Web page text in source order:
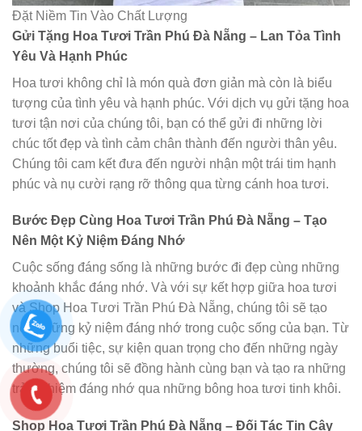
Đặt Niềm Tin Vào Chất Lượng
Gửi Tặng Hoa Tươi Trần Phú Đà Nẵng – Lan Tỏa Tình
Yêu Và Hạnh Phúc
Hoa tươi không chỉ là món quà đơn giản mà còn là biểu
tượng của tình yêu và hạnh phúc. Với dịch vụ gửi tặng hoa
tươi tận nơi của chúng tôi, bạn có thể gửi đi những lời
chúc tốt đẹp và tình cảm chân thành đến người thân yêu.
Chúng tôi cam kết đưa đến người nhận một trái tim hạnh
phúc và nụ cười rạng rỡ thông qua từng cánh hoa tươi.
Bước Đẹp Cùng Hoa Tươi Trần Phú Đà Nẵng – Tạo
Nên Một Kỷ Niệm Đáng Nhớ
Cuộc sống đáng sống là những bước đi đẹp cùng những
khoảnh khắc đáng nhớ. Và với sự kết hợp giữa hoa tươi
và Shop Hoa Tươi Trần Phú Đà Nẵng, chúng tôi sẽ tạo
nên những kỷ niệm đáng nhớ trong cuộc sống của bạn. Từ
những buổi tiệc, sự kiện quan trọng cho đến những ngày
thường, chúng tôi sẽ đồng hành cùng bạn và tạo ra những
trải nghiệm đáng nhớ qua những bông hoa tươi tinh khôi.
Shop Hoa Tươi Trần Phú Đà Nẵng – Đối Tác Tin Cậy